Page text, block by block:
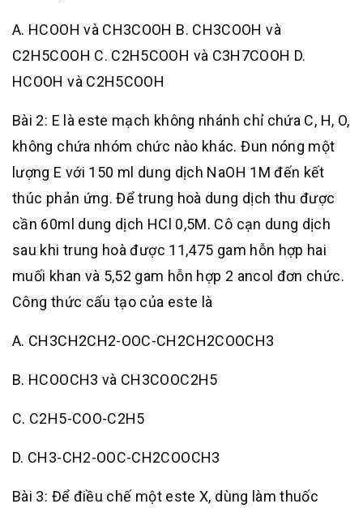
A. HCOOH và CH3COOH B. CH3COOH và
C2H5COOH C. C2H5COOH và C3H7COOH D.
HCOOH và C2H5COOH
Bài 2: E là este mạch không nhánh chỉ chứa C, H, O,
không chứa nhóm chức nào khác. Đun nóng một
lượng E với 150 ml dung dịch NaOH 1M đến kết
thúc phản ứng. Để trung hoà dung dịch thu được
cần 60ml dung dịch HCl 0,5M. Cô cạn dung dịch
sau khi trung hoà được 11,475 gam hỗn hợp hai
muối khan và 5,52 gam hỗn hợp 2 ancol đơn chức.
Công thức cấu tạo của este là
A. CH3CH2CH2-OOC-CH2CH2COOCH3
B. HCOOCH3 và CH3COOC2H5
C. C2H5-COO-C2H5
D. CH3-CH2-OOC-CH2COOCH3
Bài 3: Để điều chế một este X, dùng làm thuốc